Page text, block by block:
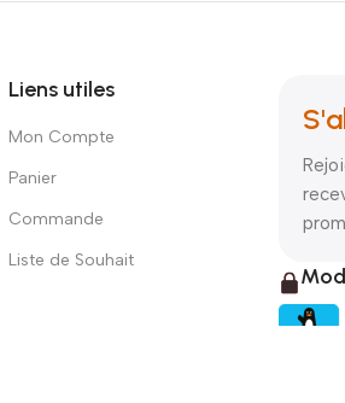
Liens utiles
Mon Compte
Panier
Commande
Liste de Souhait